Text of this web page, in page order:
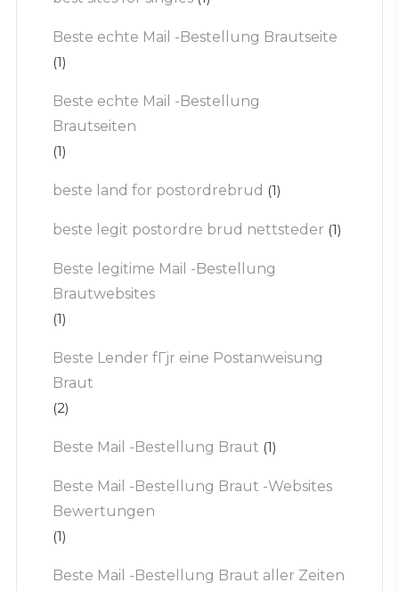
Beste echte Mail -Bestellung Brautseite
(1)
Beste echte Mail -Bestellung
Brautseiten
(1)
beste land for postordrebrud (1)
beste legit postordre brud nettsteder (1)
Beste legitime Mail -Bestellung
Brautwebsites
(1)
Beste Lender fГјr eine Postanweisung
Braut
(2)
Beste Mail -Bestellung Braut (1)
Beste Mail -Bestellung Braut -Websites
Bewertungen
(1)
Beste Mail -Bestellung Braut aller Zeiten